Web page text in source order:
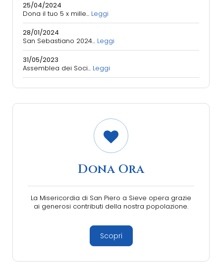
25/04/2024
Dona il tuo 5 x mille... Leggi
28/01/2024
San Sebastiano 2024... Leggi
31/05/2023
Assemblea dei Soci... Leggi
Dona Ora
La Misericordia di San Piero a Sieve opera grazie
ai generosi contributi della nostra popolazione.
Scopri